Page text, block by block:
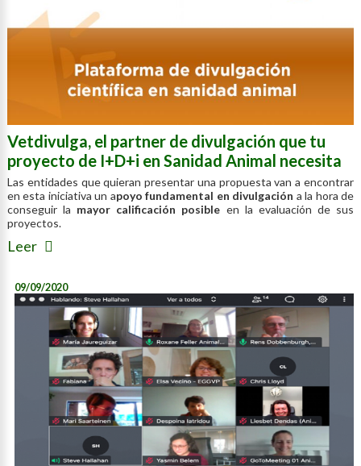
Vetdivulga, el partner de divulgación que tu
proyecto de I+D+i en Sanidad Animal necesita
Las entidades que quieran presentar una propuesta van a encontrar
en esta iniciativa un apoyo fundamental en divulgación a la hora de
conseguir la mayor calificación posible en la evaluación de sus
proyectos.
Leer
09/09/2020